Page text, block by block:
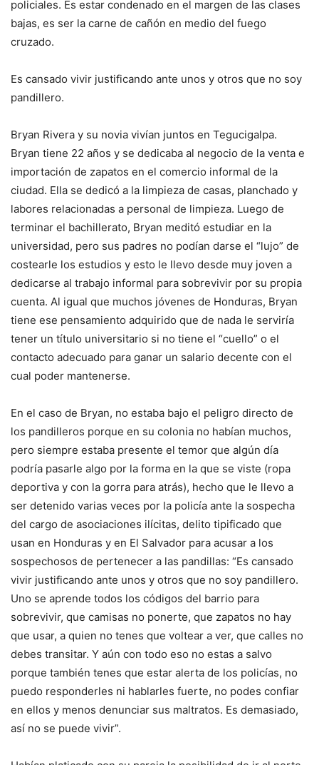
policiales. Es estar condenado en el margen de las clases
bajas, es ser la carne de cañón en medio del fuego
cruzado.
Es cansado vivir justificando ante unos y otros que no soy
pandillero.
Bryan Rivera y su novia vivían juntos en Tegucigalpa.
Bryan tiene 22 años y se dedicaba al negocio de la venta e
importación de zapatos en el comercio informal de la
ciudad. Ella se dedicó a la limpieza de casas, planchado y
labores relacionadas a personal de limpieza. Luego de
terminar el bachillerato, Bryan meditó estudiar en la
universidad, pero sus padres no podían darse el “lujo” de
costearle los estudios y esto le llevo desde muy joven a
dedicarse al trabajo informal para sobrevivir por su propia
cuenta. Al igual que muchos jóvenes de Honduras, Bryan
tiene ese pensamiento adquirido que de nada le serviría
tener un título universitario si no tiene el “cuello” o el
contacto adecuado para ganar un salario decente con el
cual poder mantenerse.
En el caso de Bryan, no estaba bajo el peligro directo de
los pandilleros porque en su colonia no habían muchos,
pero siempre estaba presente el temor que algún día
podría pasarle algo por la forma en la que se viste (ropa
deportiva y con la gorra para atrás), hecho que le llevo a
ser detenido varias veces por la policía ante la sospecha
del cargo de asociaciones ilícitas, delito tipificado que
usan en Honduras y en El Salvador para acusar a los
sospechosos de pertenecer a las pandillas: “Es cansado
vivir justificando ante unos y otros que no soy pandillero.
Uno se aprende todos los códigos del barrio para
sobrevivir, que camisas no ponerte, que zapatos no hay
que usar, a quien no tenes que voltear a ver, que calles no
debes transitar. Y aún con todo eso no estas a salvo
porque también tenes que estar alerta de los policías, no
puedo responderles ni hablarles fuerte, no podes confiar
en ellos y menos denunciar sus maltratos. Es demasiado,
así no se puede vivir”.